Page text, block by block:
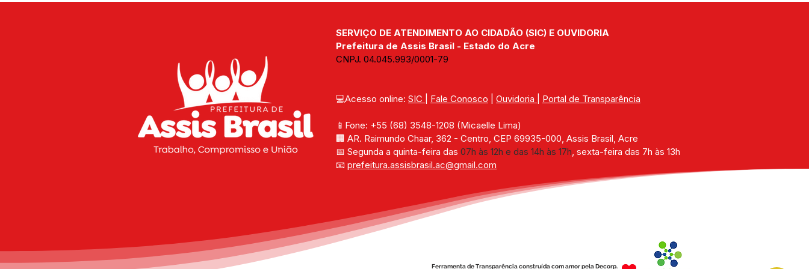
KM 02 E AVANÇA NA
REGULARIZAÇÃO
FUNDIÁRIA
SERVIÇO DE ATENDIMENTO AO CIDADÃO (SIC) E OUVIDORIA
Prefeitura de Assis Brasil - Estado do Acre
CNPJ. 04.045.993/0001-79
💻Acesso online: SIC Fale Conosco Ouvidoria Portal de Transparência
📱Fone: +55 (68) 3548-1208 (Micaelle Lima)
🏢 AR. Raimundo Chaar, 362 - Centro, CEP 69935-000, Assis Brasil, Acre
📅 Segunda a quinta-feira das 07h às 12h e das 14h às 17h , sexta-feira das 7h às 13h
📧 prefeitura.assisbrasil.ac@gmail.com
Ferramenta de Transparência construída com amor pela Decorp.